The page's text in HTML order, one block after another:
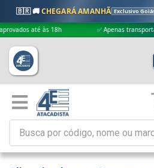
🇧🇷 🚚CHEGARÁ AMANHÃ Exclusivo
às 18h ✅ Apenas transportadoras